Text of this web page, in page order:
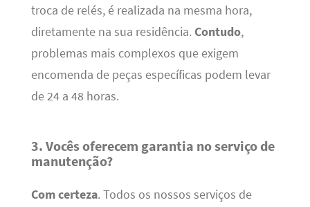
troca de relés, é realizada na mesma hora,
diretamente na sua residência. Contudo,
problemas mais complexos que exigem
encomenda de peças específicas podem levar
de 24 a 48 horas.
3. Vocês oferecem garantia no serviço de
manutenção?
Com certeza. Todos os nossos serviços de